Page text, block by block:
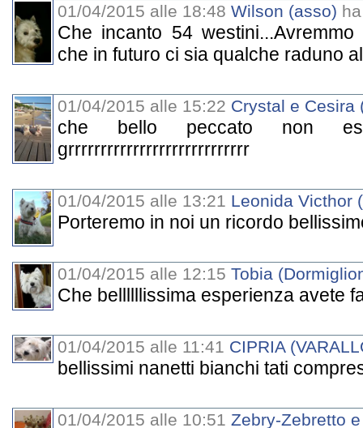
01/04/2015 alle 18:48 Wilson (asso)
Che incanto 54
che in futuro ci sia qualche raduno
01/04/2015 alle 15:22 Crystal e Cesira
che bello peccato non
grrrrrrrrrrrrrrrrrrrrrrrrrrrr
01/04/2015 alle 13:21 Leonida Victhor
Porteremo in noi un ricordo
01/04/2015 alle 12:15 Tobia
Che bellllllissima esperienza avete
01/04/2015 alle 11:41 CIPRIA
bellissimi nanetti bianchi tati
01/04/2015 alle 10:51 Zebry-Zebretto